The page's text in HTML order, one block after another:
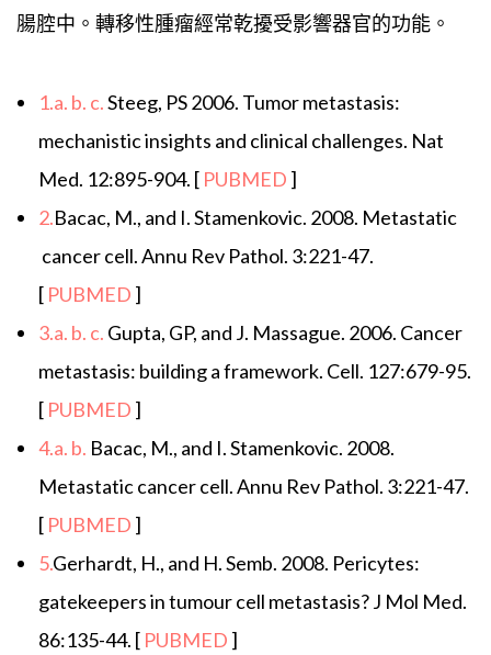
腸腔中。轉移性腫瘤經常乾擾受影響器官的功能。
1.a. b. c.Steeg, PS 2006. Tumor metastasis:
mechanistic insights and clinical challenges. Nat
Med. 12:895-904. [ PUBMED ]
2.Bacac, M., and I. Stamenkovic. 2008. Metastatic
cancer cell. Annu Rev Pathol. 3:221-47.
[ PUBMED ]
3.a. b. c. Gupta, GP, and J. Massague. 2006. Cancer
metastasis: building a framework. Cell. 127:679-95.
[ PUBMED ]
4.a. b. Bacac, M., and I. Stamenkovic. 2008.
Metastatic cancer cell. Annu Rev Pathol. 3:221-47.
[ PUBMED ]
5.Gerhardt, H., and H. Semb. 2008. Pericytes:
gatekeepers in tumour cell metastasis? J Mol Med.
86:135-44. [ PUBMED ]